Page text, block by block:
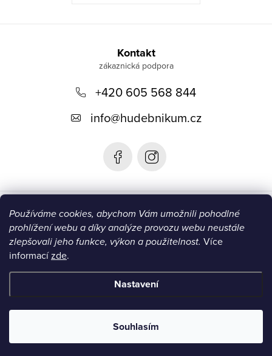
Používáme cookies, abychom Vám umožnili pohodlné
prohlížení webu a díky analýze provozu webu neustále
zlepšovali jeho funkce, výkon a použitelnost. Více
informacízde.
Nastavení
Souhlasím
Kontakt
+420 605 568 844
info@hudebnikum.cz
Informace
Blog
Instagram
Copyright 2026HUDEBNIKUM.CZ. Všechna práva vyhrazena.